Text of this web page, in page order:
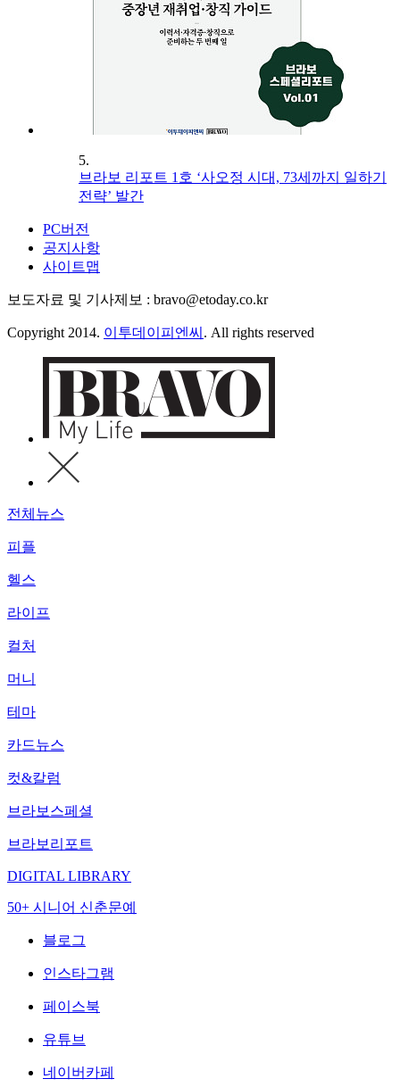
5.
브라보 리포트 1호 ‘사오정 시대, 73세까지 일하기
전략’ 발간
PC버전
공지사항
사이트맵
보도자료 및 기사제보 : bravo@etoday.co.kr
Copyright 2014. 이투데이피엔씨 . All rights reserved
전체뉴스
피플
헬스
라이프
컬처
머니
테마
카드뉴스
컷&칼럼
브라보스페셜
브라보리포트
DIGITAL LIBRARY
50+ 시니어 신춘문예
블로그
인스타그램
페이스북
유튜브
네이버카페